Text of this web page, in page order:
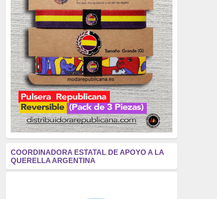
Actualidad
(2319)
monarquía
(2253)
borbones
(2176)
Cultura
(2163)
Guerra
(1674)
genocidio
(1234)
mujer
(1070)
Eventos
(914)
COORDINADORA ESTATAL DE APOYO A LA
QUERELLA ARGENTINA